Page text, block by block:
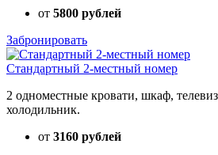
от 5800 рублей
Забронировать
Стандартный 2-местный номер
2 одноместные кровати, шкаф,
холодильник.
от 3160 рублей